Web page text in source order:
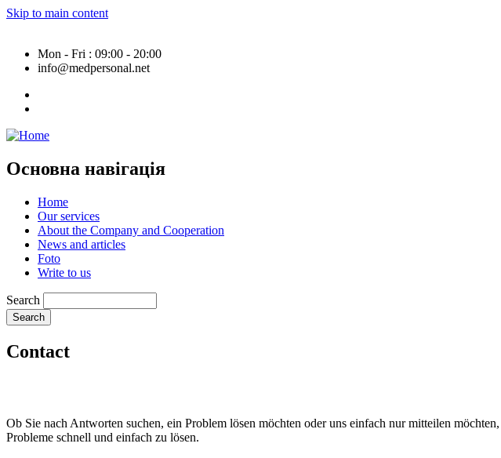
Skip to main content
Mon - Fri : 09:00 - 20:00
info@medpersonal.net
Основна навігація
Home
Our services
About the Company and Cooperation
News and articles
Foto
Write to us
Search
Contact
Ob Sie nach Antworten suchen, ein Problem lösen möchten oder uns einfach nur mitteilen
Probleme schnell und einfach zu lösen.